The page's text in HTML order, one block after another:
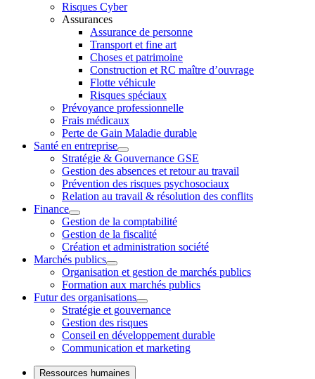
Risques Cyber
Assurances
Assurance de personne
Transport et fine art
Choses et patrimoine
Construction et RC maître d’ouvrage
Flotte véhicule
Risques spéciaux
Prévoyance professionnelle
Frais médicaux
Perte de Gain Maladie durable
Santé en entreprise
Stratégie & Gouvernance GSE
Gestion des absences et retour au travail
Prévention des risques psychosociaux
Relation au travail & résolution des conflits
Finance
Gestion de la comptabilité
Gestion de la fiscalité
Création et administration société
Marchés publics
Organisation et gestion de marchés publics
Formation aux marchés publics
Futur des organisations
Stratégie et gouvernance
Gestion des risques
Conseil en développement durable
Communication et marketing
Ressources humaines